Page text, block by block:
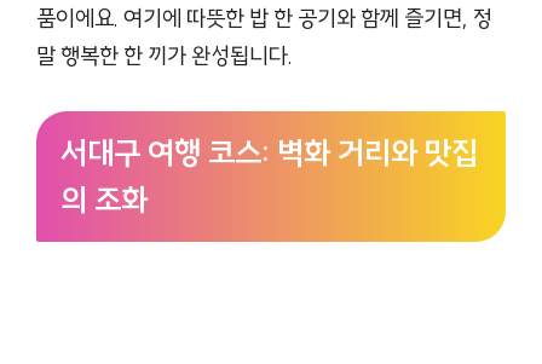
품이에요. 여기에 따뜻한 밥 한 공기와 함께 즐기면, 정
말 행복한 한 끼가 완성됩니다.
서대구 여행 코스: 벽화 거리와 맛집
의 조화